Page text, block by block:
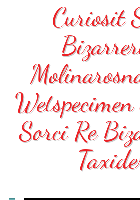
Curiosit
Sorci Re